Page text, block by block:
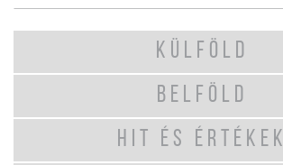
KÜLFÖLD
BELFÖLD
HIT ÉS ÉRTÉKEK